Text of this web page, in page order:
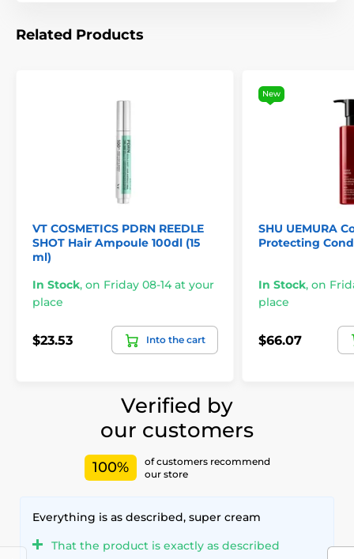
Related Products
VT COSMETICS PDRN REEDLE
SHOT Hair Ampoule 100dl (15
ml)
In Stock, on Friday 08-14 at your
place
$23.53 Into the cart
New
SHU UEMURA
Protecting
In Stock, on
place
$66.07
Verified by
our customers
100%
of customers recommend
our store
Everything is as described, super cream
That the product is exactly as described